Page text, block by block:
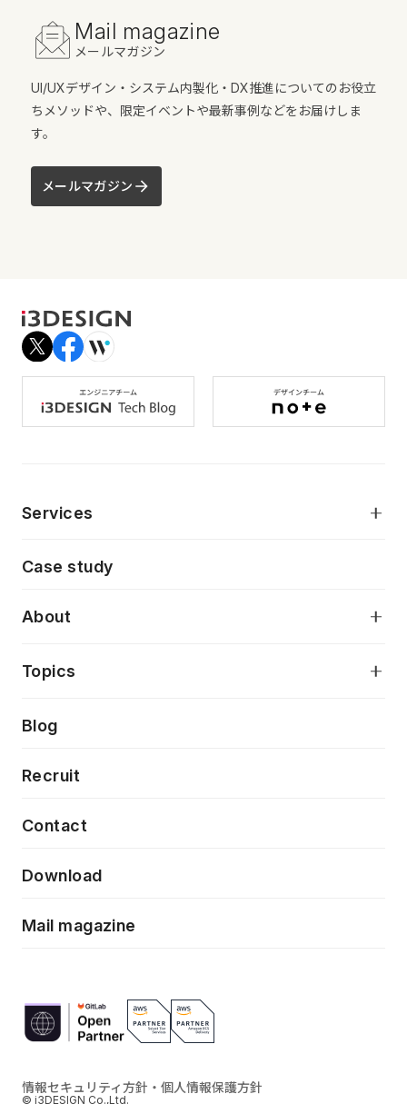
Mail magazine
メールマガジン
UI/UXデザイン・システム内製化・DX推進についてのお役立
ちメソッドや、限定イベントや最新事例などをお届けしま
す。
メールマガジン
Services
AI駆動開発支援
モダナイゼーション
特徴量エンジニアリングと生成AI
デジタルプロダクトデザイン
デザインシステム構築支援
フロントエンド開発
Case study
About
当社が目指しているもの
Topics
Press release
News
Event/Seminer
Blog
Recruit
Contact
Download
Mail magazine
情報セキュリティ方針・個人情報保護方針
© i3DESIGN Co.,Ltd.